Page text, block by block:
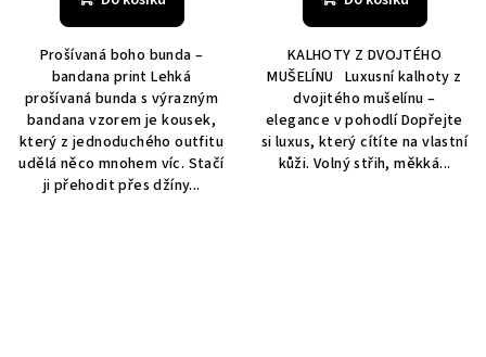
Prošívaná boho bunda –
bandana print Lehká
prošívaná bunda s výrazným
bandana vzorem je kousek,
který z jednoduchého outfitu
udělá něco mnohem víc. Stačí
ji přehodit přes džíny...
KALHOTY Z DVOJTÉHO
MUŠELÍNU Luxusní kalhoty z
dvojitého mušelínu –
elegance v pohodlí Dopřejte
si luxus, který cítíte na vlastní
kůži. Volný střih, měkká...